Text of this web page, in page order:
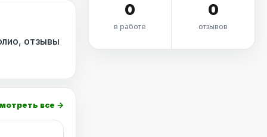
отзывы
все →
0
в работе
0
отзывов